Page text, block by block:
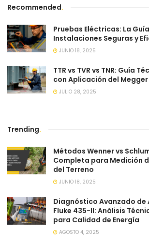
Recommended.
Pruebas Eléctricas: La
Instalaciones Seguras y
JUNIO 18, 2025
TTR vs TVR vs TNR: Guía
con Aplicación del Megger
JULIO 28, 2025
Trending.
Métodos Wenner vs
Completa para Medición
del Terreno
JUNIO 18, 2025
Diagnóstico Avanzado de
Fluke 435-II: Análisis
para Calidad de Energía
AGOSTO 4, 2025